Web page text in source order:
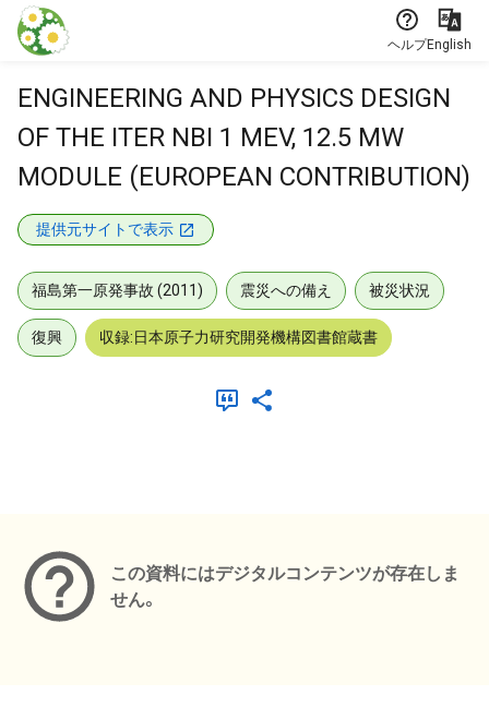
本文に飛ぶ
ヘルプEnglish
ENGINEERING AND PHYSICS DESIGN
OF THE ITER NBI 1 MEV, 12.5 MW
MODULE (EUROPEAN CONTRIBUTION)
提供元サイトで表示
福島第一原発事故 (2011) 震災への備え 被災状況
復興 収録:日本原子力研究開発機構図書館蔵書
この資料にはデジタルコンテンツが存在しま
せん。